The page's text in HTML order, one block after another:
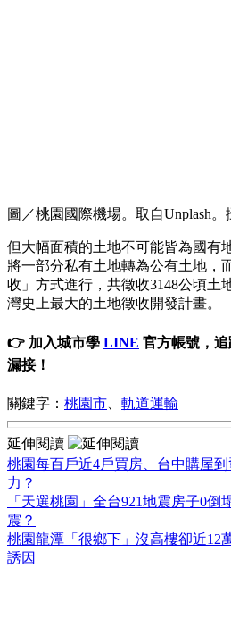
圖／桃園國際機場。取自Unplash。
但大幅面積的土地不可能皆為國有
將一部分私有土地轉為公有土地，
收」方式進行，共徵收3148公頃土
灣史上最大的土地徵收開發計畫。
👉 加入城市學 LINE 官方帳號，追
漏接！
關鍵字： 桃園市 軌道運輸
延伸閱讀
桃園每百戶近4戶買房、台中購屋
力？
「天選桃園」全台921地震房子0倒
震？
桃園龍潭「很鄉下」沒高樓卻近12
誘因